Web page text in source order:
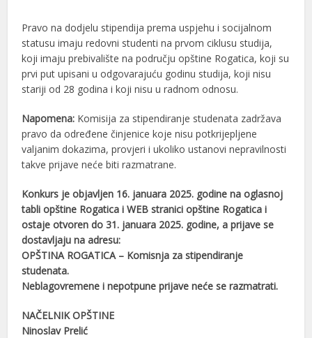
Pravo na dodjelu stipendija prema uspjehu i socijalnom
statusu imaju redovni studenti na prvom ciklusu studija,
koji imaju prebivalište na području opštine Rogatica, koji su
prvi put upisani u odgovarajuću godinu studija, koji nisu
stariji od 28 godina i koji nisu u radnom odnosu.
Napomena: Komisija za stipendiranje studenata zadržava
pravo da određene činjenice koje nisu potkrijepljene
valjanim dokazima, provjeri i ukoliko ustanovi nepravilnosti
takve prijave neće biti razmatrane.
Konkurs je objavljen 16. januara 2025. godine na oglasnoj
tabli opštine Rogatica i WEB stranici opštine Rogatica i
ostaje otvoren do 31. januara 2025. godine, a prijave se
dostavljaju na adresu:
OPŠTINA ROGATICA – Komisnja za stipendiranje
studenata.
Neblagovremene i nepotpune prijave neće se razmatrati.
NAČELNIK OPŠTINE
Ninoslav Prelić